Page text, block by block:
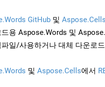
GitHub 및
용 Aspose.Words 및
파일/사용하거나 대체 다운로
및 Aspose.Cells에서